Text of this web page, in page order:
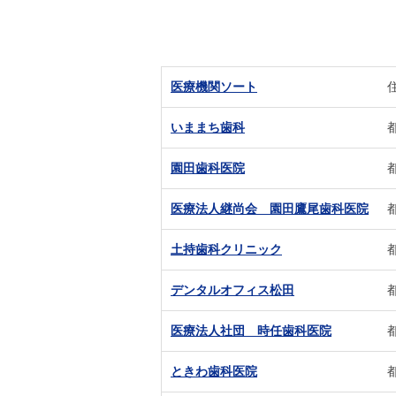
医療機関ソート
いままち歯科
園田歯科医院
医療法人継尚会 園田鷹尾歯科医院
土持歯科クリニック
デンタルオフィス松田
医療法人社団 時任歯科医院
ときわ歯科医院